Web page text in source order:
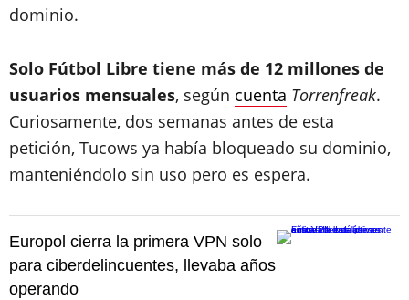
dominio.
Solo Fútbol Libre tiene más de 12 millones de
usuarios mensuales, según cuenta Torrenfreak.
Curiosamente, dos semanas antes de esta
petición, Tucows ya había bloqueado su dominio,
manteniéndolo sin uso pero es espera.
Europol cierra la primera VPN solo
para ciberdelincuentes, llevaba años
operando